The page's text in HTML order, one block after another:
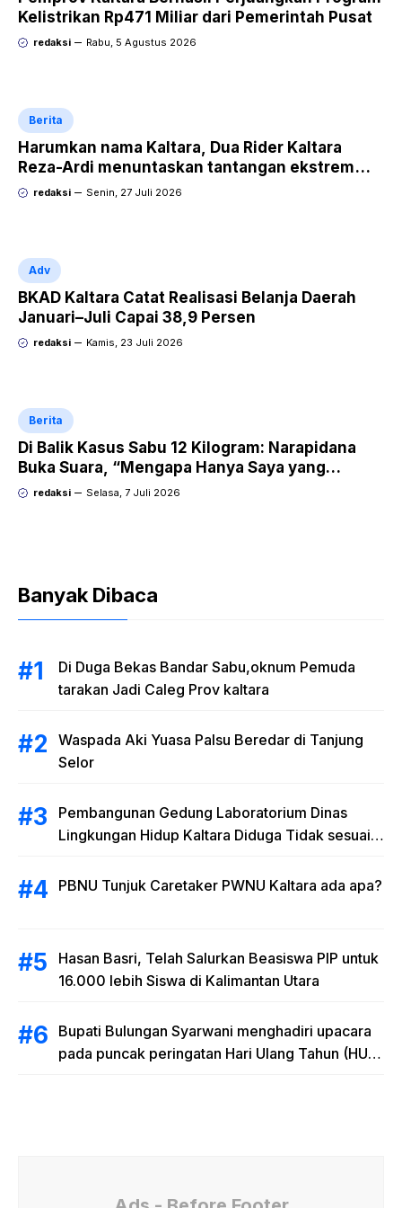
Kelistrikan Rp471 Miliar dari Pemerintah Pusat
redaksi Rabu, 5 Agustus 2026
Berita
Harumkan nama Kaltara, Dua Rider Kaltara
Reza-Ardi menuntaskan tantangan ekstrem
Audax Malang 300 KM
redaksi Senin, 27 Juli 2026
Adv
BKAD Kaltara Catat Realisasi Belanja Daerah
Januari–Juli Capai 38,9 Persen
redaksi Kamis, 23 Juli 2026
Berita
Di Balik Kasus Sabu 12 Kilogram: Narapidana
Buka Suara, “Mengapa Hanya Saya yang
Dipecat dan Dipidana?
redaksi Selasa, 7 Juli 2026
Banyak Dibaca
Di Duga Bekas Bandar Sabu,oknum Pemuda
tarakan Jadi Caleg Prov kaltara
Waspada Aki Yuasa Palsu Beredar di Tanjung
Selor
Pembangunan Gedung Laboratorium Dinas
Lingkungan Hidup Kaltara Diduga Tidak sesuai
PBNU Tunjuk Caretaker PWNU Kaltara ada apa?
Hasan Basri, Telah Salurkan Beasiswa PIP untuk
16.000 lebih Siswa di Kalimantan Utara
Bupati Bulungan Syarwani menghadiri upacara
pada puncak peringatan Hari Ulang Tahun (HUT)